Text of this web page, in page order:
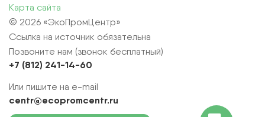
Карта сайта
© 2026 «ЭкоПромЦентр»
Ссылка на источник обязательна
Позвоните нам (звонок бесплатный)
+7 (812) 241-14-60
Или пишите на e-mail
centr@ecopromcentr.ru